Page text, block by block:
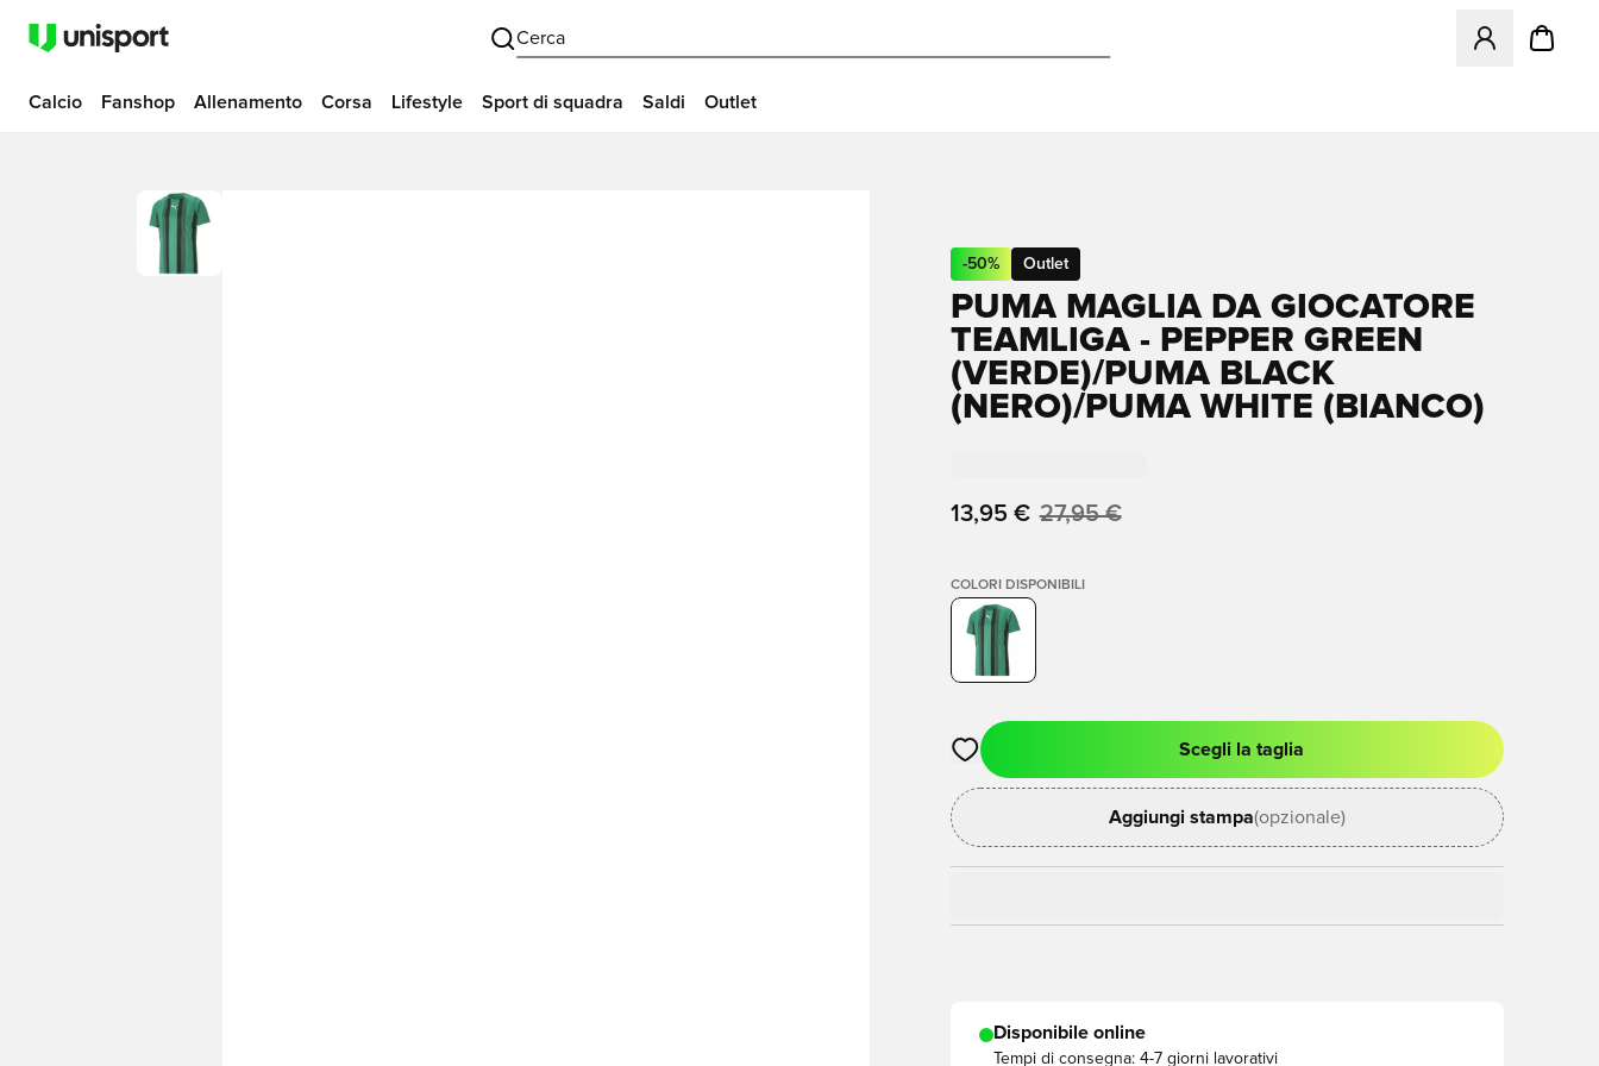
Cerca
Apre una
Calcio Fanshop Allenamento Corsa Lifestyle Sport di squadra Saldi Outlet
-50% Outlet
PUMA MAGLIA DA GIOCATORE
TEAMLIGA - PEPPER GREEN
(VERDE)/PUMA BLACK
(NERO)/PUMA WHITE (BIANCO)
13,95 € 27,95 €
COLORI DISPONIBILI
Apre una finestra modale per accedere o registrarsi come membro
Scegli la taglia
Aggiungi stampa(opzionale)
Disponibile online
Tempi di consegna: 4-7 giorni lavorativi